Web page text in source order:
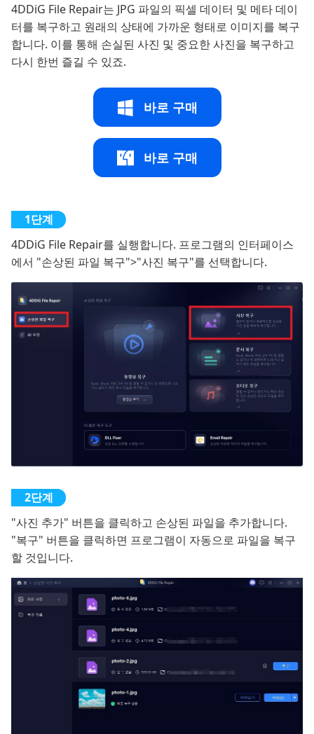
4DDiG File Repair는 JPG 파일의 픽셀 데이터 및 메타 데이
터를 복구하고 원래의 상태에 가까운 형태로 이미지를 복구
합니다. 이를 통해 손실된 사진 및 중요한 사진을 복구하고
다시 한번 즐길 수 있죠.
바로 구매
바로 구매
4DDiG File Repair를 실행합니다. 프로그램의 인터페이스
에서 "손상된 파일 복구">"사진 복구"를 선택합니다.
"사진 추가" 버튼을 클릭하고 손상된 파일을 추가합니다.
"복구" 버튼을 클릭하면 프로그램이 자동으로 파일을 복구
할 것입니다.